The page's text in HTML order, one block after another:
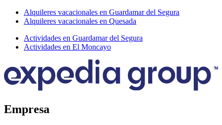
Alquileres vacacionales en Guardamar del Segura
Alquileres vacacionales en Quesada
Actividades en Guardamar del Segura
Actividades en El Moncayo
Empresa